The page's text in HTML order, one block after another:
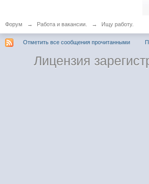
Форум → Работа и вакансии. → Ищу работу.
Отметить все сообщения прочитанными
Лицензия